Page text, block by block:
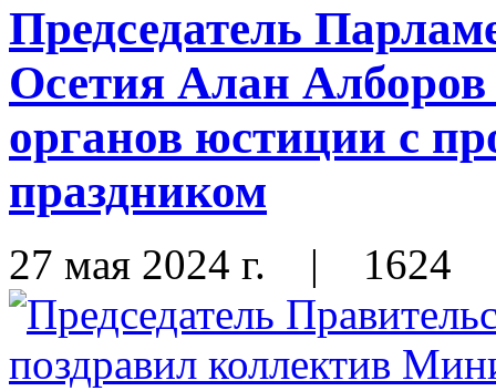
Председатель
Осетия Алан Алборов
органов юстиции с
праздником
27 мая 2024 г. | 1624